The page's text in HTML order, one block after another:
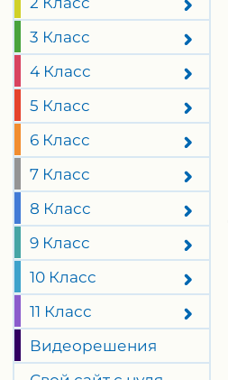
3 Класс
4 Класс
5 Класс
6 Класс
7 Класс
8 Класс
9 Класс
10 Класс
11 Класс
Видеорешения